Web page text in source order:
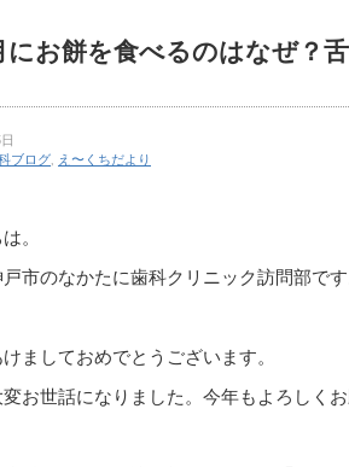
にお餅を食べるのはなぜ？
ブログ
え〜くちだより
。
市のなかたに歯科クリニック訪問部です
ましておめでとうございます。
お世話になりました。今年もよろしくお